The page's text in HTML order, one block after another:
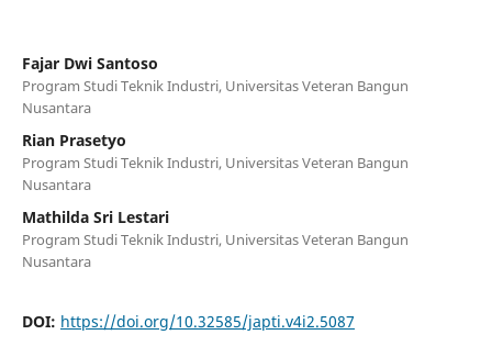
Fajar Dwi Santoso
Program Studi Teknik Industri, Universitas Veteran Bangun
Nusantara
Rian Prasetyo
Program Studi Teknik Industri, Universitas Veteran Bangun
Nusantara
Mathilda Sri Lestari
Program Studi Teknik Industri, Universitas Veteran Bangun
Nusantara
DOI: https://doi.org/10.32585/japti.v4i2.5087